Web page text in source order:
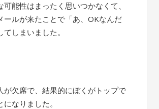
可能性はまったく思いつかなくて、
ールが来たことで「あ、OKなんだ
しまいました。
欠席で、結果的にぼくがトップで
なりました。